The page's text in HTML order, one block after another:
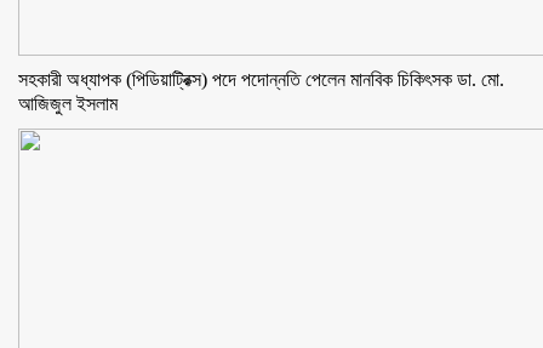
সহকারী অধ্যাপক (পিডিয়াট্রিক্স) পদে পদোন্নতি পেলেন মানবিক চিকিৎসক ডা. মো.
আজিজুল ইসলাম